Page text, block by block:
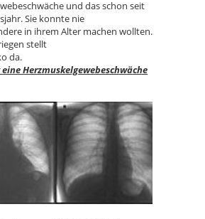
und das schon seit
Sie konnte nie
in ihrem Alter machen wollten.
stellt
da.
Herzmuskelgewebeschwäche